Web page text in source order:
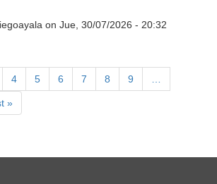
on Jue, 30/07/2026 - 20:32
Page
4 Page
5 Page
6 Page
7 Page
8 Page
9 …
»